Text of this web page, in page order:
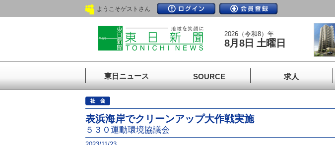
ようこそゲストさん
2026（令和8）年
8月8日 土曜日
東日ニュース SOURCE 求人
表浜海岸でクリーンアップ大作戦実施
５３０運動環境協議会